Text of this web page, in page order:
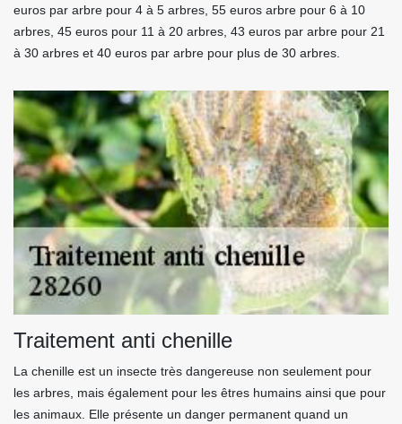
euros par arbre pour 4 à 5 arbres, 55 euros arbre pour 6 à 10
arbres, 45 euros pour 11 à 20 arbres, 43 euros par arbre pour 21
à 30 arbres et 40 euros par arbre pour plus de 30 arbres.
Traitement anti chenille
La chenille est un insecte très dangereuse non seulement pour
les arbres, mais également pour les êtres humains ainsi que pour
les animaux. Elle présente un danger permanent quand un